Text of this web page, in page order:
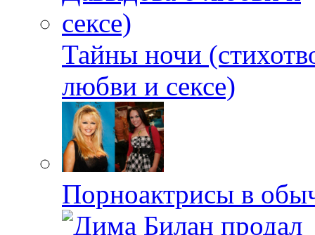
Тайны ночи
любви и сексе)
Порноактрисы в